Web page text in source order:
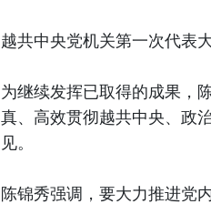
越共中央党机关第一次代表
为继续发挥已取得的成果，
真、高效贯彻越共中央、政
见。
陈锦秀强调，要大力推进党